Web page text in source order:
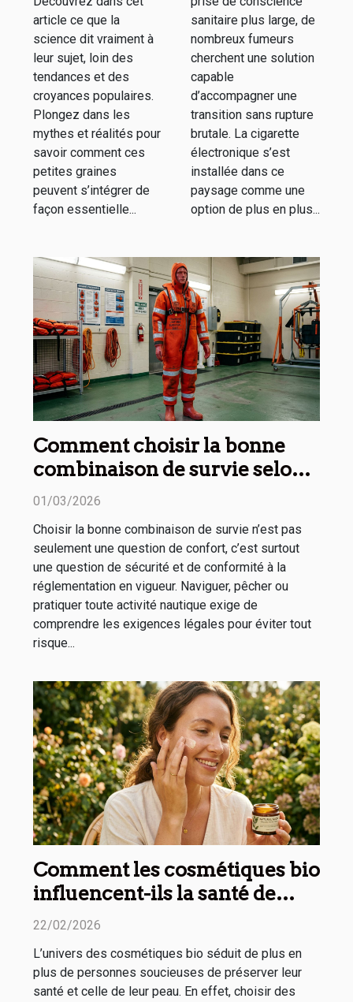
article ce que la
science dit vraiment à
leur sujet, loin des
tendances et des
croyances populaires.
Plongez dans les
mythes et réalités pour
savoir comment ces
petites graines
peuvent s’intégrer de
façon essentielle...
sanitaire plus large, de
nombreux fumeurs
cherchent une solution
capable
d’accompagner une
transition sans rupture
brutale. La cigarette
électronique s’est
installée dans ce
paysage comme une
option de plus en plus...
Comment choisir la bonne
combinaison de survie selon
la réglementation ?
01/03/2026
Choisir la bonne combinaison de survie n’est pas
seulement une question de confort, c’est surtout
une question de sécurité et de conformité à la
réglementation en vigueur. Naviguer, pêcher ou
pratiquer toute activité nautique exige de
comprendre les exigences légales pour éviter tout
risque...
Comment les cosmétiques bio
influencent-ils la santé de
votre peau ?
22/02/2026
L’univers des cosmétiques bio séduit de plus en
plus de personnes soucieuses de préserver leur
santé et celle de leur peau. En effet, choisir des